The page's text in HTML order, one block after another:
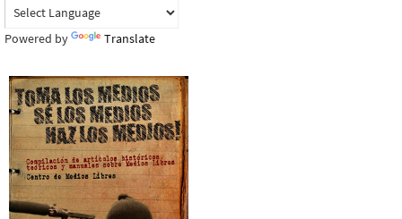
Powered by Translate